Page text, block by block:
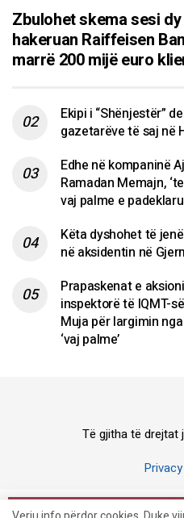
Zbulohet skema sesi
hakeruan Raiffeisen
marrë 200 mijë euro
Ekipi i “Shënjestër”
gazetarëve të saj në
Edhe në kompaninë
Ramadan Memajn,
vaj palme e
Këta dyshohet të
në aksidentin në
Prapaskenat e
inspektorë të IQMT-
Muja për largimin
‘vaj palme’
Të gjitha të drejtat
© 2023